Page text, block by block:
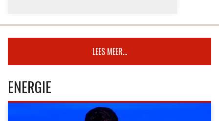
LEES MEER...
ENERGIE